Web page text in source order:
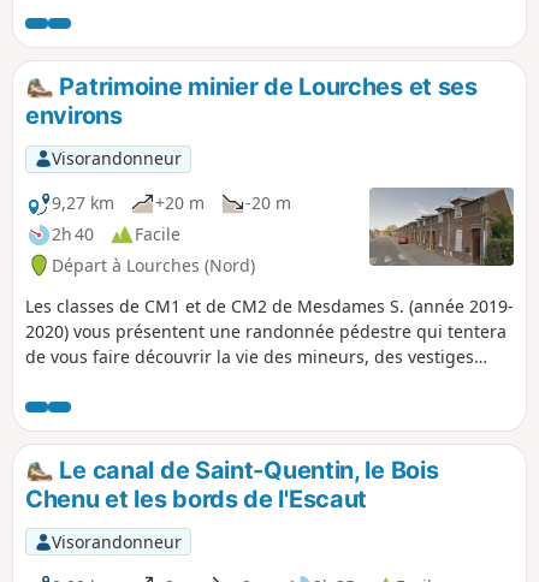
rejoindre Cambrai, cité d’art et d’histoire où chaque façade
semble raconter un passé riche et foisonnant. Puis cap sur
Raillencourt-Sainte-Olle, où les paysages s’ouvrent à
nouveau, offrant de larges horizons et un calme saisissant.
Entre ruelles, monuments, chemins verdoyants et touches
industrielles, ce parcours révèle toute la diversité et le
caractère du territoire. Un itinéraire idéal pour ceux qui
aiment voir se succéder, au fil des pas, des atmosphères
contrastées et harmonieuses.
Patrimoine minier de Lourches et ses
environs
Visorandonneur
9,27 km
+20 m
-20 m
2h 40
Facile
Départ à Lourches (Nord)
Les classes de CM1 et de CM2 de Mesdames S. (année 2019-
2020) vous présentent une randonnée pédestre qui tentera
de vous faire découvrir la vie des mineurs, des vestiges
Lourches et de ses environs. De nombreux sites d'intérêt
sont illustrés d'une ou plusieurs photos : cliquer sur le lien
afin accéder aux explications (les recherches ont été faites
par nos élèves).
Le canal de Saint-Quentin, le Bois
Chenu et les bords de l'Escaut
Visorandonneur